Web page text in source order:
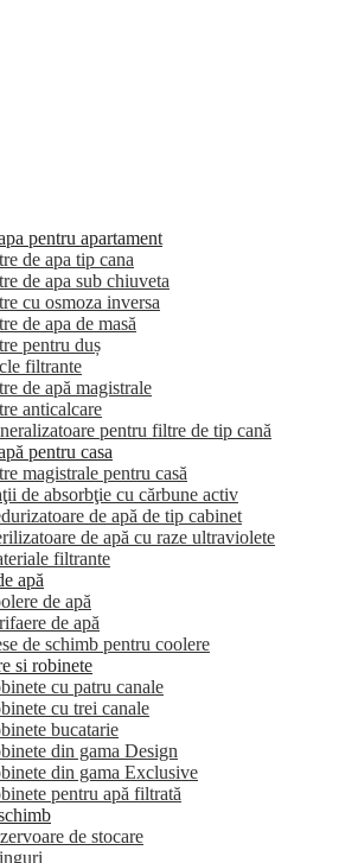
pentru apartament
de apa tip cana
de apa sub chiuveta
cu osmoza inversa
de apa de masă
pentru duș
filtrante
de apă magistrale
anticalcare
pentru filtre de tip cană
pentru casa
magistrale pentru casă
de absorbţie cu cărbune activ
de apă de tip cabinet
de apă cu raze ultraviolete
filtrante
apă
de apă
de apă
de schimb pentru coolere
si robinete
cu patru canale
cu trei canale
bucatarie
din gama Design
din gama Exclusive
pentru apă filtrată
de stocare